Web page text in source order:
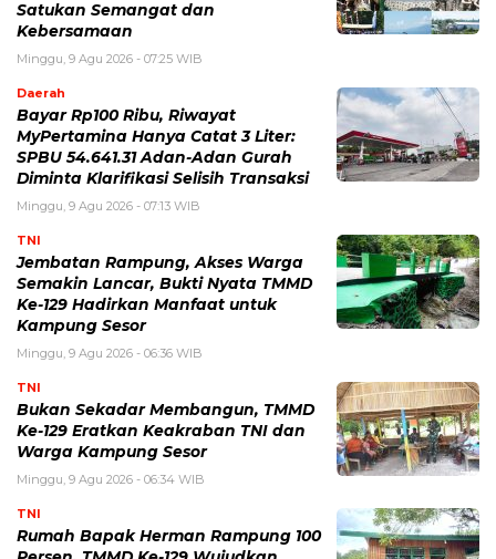
Satukan Semangat dan
Kebersamaan
Minggu, 9 Agu 2026 - 07:25 WIB
Daerah
Bayar Rp100 Ribu, Riwayat
MyPertamina Hanya Catat 3 Liter:
SPBU 54.641.31 Adan-Adan Gurah
Diminta Klarifikasi Selisih Transaksi
Minggu, 9 Agu 2026 - 07:13 WIB
TNI
Jembatan Rampung, Akses Warga
Semakin Lancar, Bukti Nyata TMMD
Ke-129 Hadirkan Manfaat untuk
Kampung Sesor
Minggu, 9 Agu 2026 - 06:36 WIB
TNI
Bukan Sekadar Membangun, TMMD
Ke-129 Eratkan Keakraban TNI dan
Warga Kampung Sesor
Minggu, 9 Agu 2026 - 06:34 WIB
TNI
Rumah Bapak Herman Rampung 100